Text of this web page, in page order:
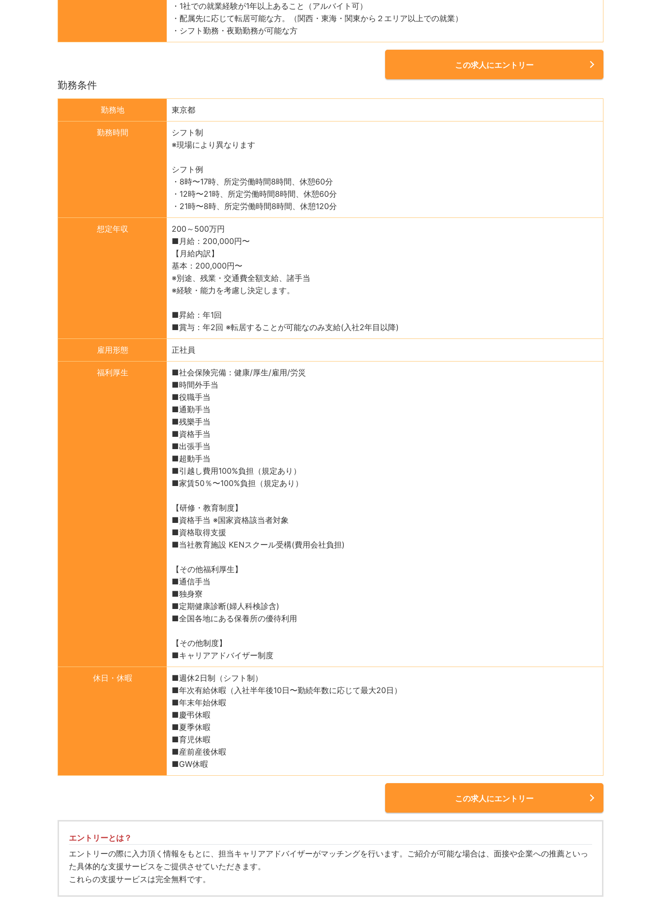
・1社での就業経験が1年以上あること（アルバイト可）
・配属先に応じて転居可能な方。（関西・東海・関東から２エリア以上での就業）
・シフト勤務・夜勤勤務が可能な方
この求人にエントリー
勤務条件
勤務地 東京都
勤務時間
シフト制
※現場により異なります
シフト例
・8時〜17時、所定労働時間8時間、休憩60分
・12時〜21時、所定労働時間8時間、休憩60分
・21時〜8時、所定労働時間8時間、休憩120分
想定年収
200～500万円
■月給：200,000円〜
【月給内訳】
基本：200,000円〜
※別途、残業・交通費全額支給、諸手当
※経験・能力を考慮し決定します。
■昇給：年1回
■賞与：年2回 ※転居することが可能なのみ支給(入社2年目以降)
雇用形態 正社員
福利厚生
■社会保険完備：健康/厚生/雇用/労災
■時間外手当
■役職手当
■通勤手当
■残樂手当
■資格手当
■出張手当
■超動手当
■引越し費用100%負担（規定あり）
■家賃50％〜100%負担（規定あり）
【研修・教育制度】
■資格手当 ※国家資格該当者対象
■資格取得支援
■当社教育施設 KENスクール受構(費用会社負担)
【その他福利厚生】
■通信手当
■独身寮
■定期健康診断(婦人科検診含)
■全国各地にある保養所の優待利用
【その他制度】
■キャリアアドバイザー制度
休日・休暇
■週休2日制（シフト制）
■年次有給休暇（入社半年後10日〜勤続年数に応じて最大20日）
■年末年始休暇
■慶弔休暇
■夏季休暇
■育児休暇
■産前産後休暇
■GW休暇
この求人にエントリー
エントリーとは？
エントリーの際に入力頂く情報をもとに、担当キャリアアドバイザーがマッチングを行います。ご紹介が可能な場合は、面接や企業への推薦といっ
た具体的な支援サービスをご提供させていただきます。
これらの支援サービスは完全無料です。